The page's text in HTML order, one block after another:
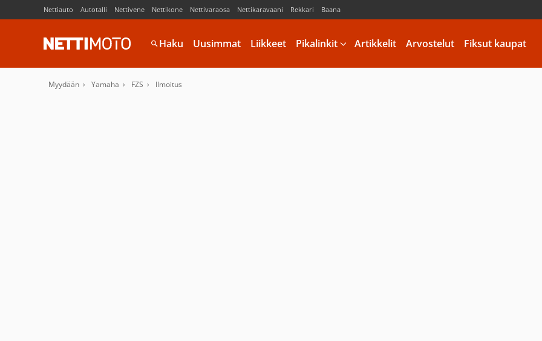
Nettiauto Autotalli Nettivene Nettikone Nettivaraosa Nettikaravaani Rekkari Baana
Haku Uusimmat Liikkeet Pikalinkit Artikkelit Arvostelut Fiksut kaupat
Myydään Yamaha FZS Ilmoitus